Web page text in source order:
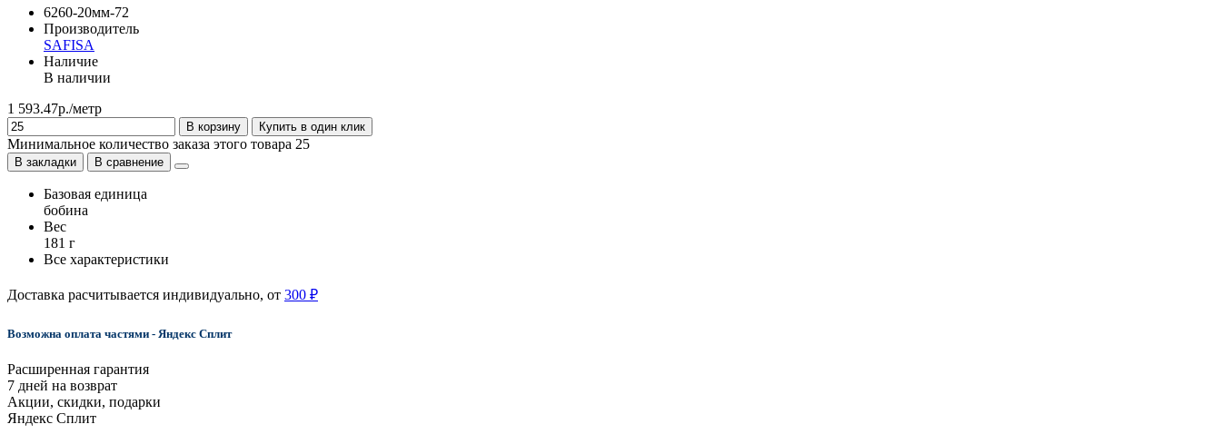
6260-20мм-72
Производитель
SAFISA
Наличие
В наличии
1 593.47р./метр
В корзину Купить в один клик
Минимальное количество заказа этого товара 25
В закладки В сравнение
Базовая единица
бобина
Вес
181 г
Все характеристики
Доставка расчитывается индивидуально, от 300 ₽
Возможна оплата частями - Яндекс Сплит
Расширенная гарантия
7 дней на возврат
Акции, скидки, подарки
Яндекс Сплит